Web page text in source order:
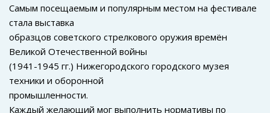
Самым посещаемым и популярным местом на фестивале
стала выставка
образцов советского стрелкового оружия времён
Великой Отечественной войны
(1941-1945 гг.) Нижегородского городского музея
техники и оборонной
промышленности.
Каждый желающий мог выполнить нормативы по